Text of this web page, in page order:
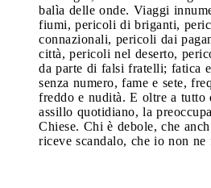
balìa delle onde. Viaggi
fiumi, pericoli di briganti,
connazionali, pericoli dai
città, pericoli nel deserto,
da parte di falsi fratelli; fatica
senza numero, fame e sete,
freddo e nudità. E oltre a tutto
assillo quotidiano, la
Chiese. Chi è debole, che
riceve scandalo, che io non ne